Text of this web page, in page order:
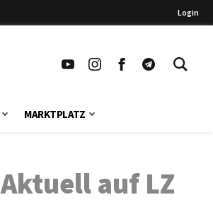
Login
MARKTPLATZ
Aktuell auf LZ